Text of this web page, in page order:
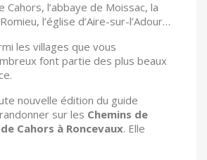
l’abbaye de Moissac, la
l’église d’Aire-sur-l’Adour…
les villages que vous
font partie des plus beaux
nouvelle édition du guide
sur les Chemins de
Cahors à Roncevaux. Elle